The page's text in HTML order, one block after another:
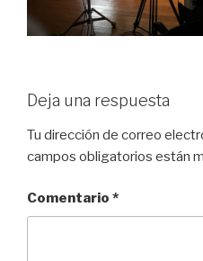
Deja una respuesta
Tu dirección de correo
campos obligatorios están
Comentario *